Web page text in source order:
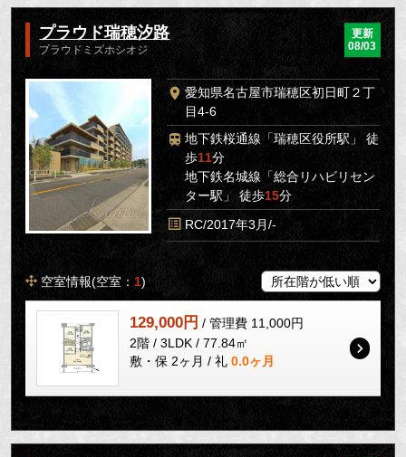
プラウド瑞穂汐路
プラウドミズホシオジ
更新
08/03
愛知県名古屋市瑞穂区初日町２丁
目4-6
地下鉄桜通線「瑞穂区役所駅」 徒
歩11分
地下鉄名城線「総合リハビリセン
ター駅」 徒歩15分
RC/2017年3月/-
空室情報(空室： 1)
129,000円 / 管理費 11,000円
2階 / 3LDK / 77.84㎡
敷・保 2ヶ月 / 礼 0.0ヶ月